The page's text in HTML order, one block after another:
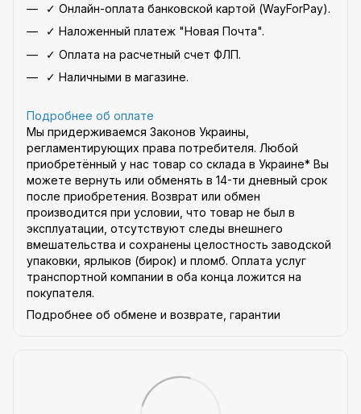
✓ Онлайн-оплата банковской картой (WayForPay).
✓ Наложенный платеж "Новая Почта".
✓ Оплата на расчетный счет ФЛП.
✓ Наличными в магазине.
Подробнее об оплате
Мы придерживаемся Законов Украины,
регламентирующих права потребителя. Любой
приобретённый у нас товар со склада в Украине* Вы
можете вернуть или обменять в 14-ти дневный срок
после приобретения. Возврат или обмен
производится при условии, что товар не был в
эксплуатации, отсутствуют следы внешнего
вмешательства и сохранены целостность заводской
упаковки, ярлыков (бирок) и пломб. Оплата услуг
транспортной компании в оба конца ложится на
покупателя.
Подробнее об обмене и возврате, гарантии